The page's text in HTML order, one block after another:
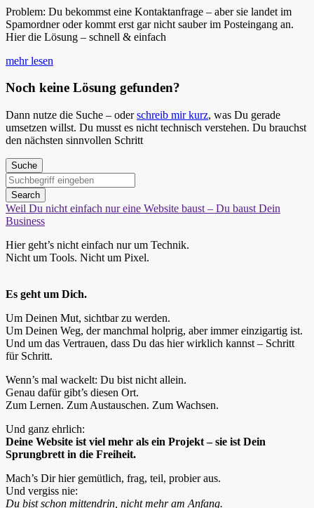
Problem: Du bekommst eine Kontaktanfrage – aber sie landet im
Spamordner oder kommt erst gar nicht sauber im Posteingang an.
Hier die Lösung – schnell & einfach
mehr lesen
Noch keine Lösung gefunden?
Dann nutze die Suche – oderschreib mir kurz, was Du gerade
umsetzen willst. Du musst es nicht technisch verstehen. Du brauchst
den nächsten sinnvollen Schritt
Suchen
nach:
Search
Weil Du nicht einfach nur eine Website baust – Du baust Dein
Business
Hier geht’s nicht einfach nur um Technik.
Nicht um Tools. Nicht um Pixel.
Es geht um Dich.
Um Deinen Mut, sichtbar zu werden.
Um Deinen Weg, der manchmal holprig, aber immer einzigartig ist.
Und um das Vertrauen, dass Du das hier wirklich kannst – Schritt
für Schritt.
Wenn’s mal wackelt: Du bist nicht allein.
Genau dafür gibt’s diesen Ort.
Zum Lernen. Zum Austauschen. Zum Wachsen.
Und ganz ehrlich:
Deine Website ist viel mehr als ein Projekt – sie ist Dein
Sprungbrett in die Freiheit.
Mach’s Dir hier gemütlich, frag, teil, probier aus.
Und vergiss nie:
Du bist schon mittendrin, nicht mehr am Anfang.